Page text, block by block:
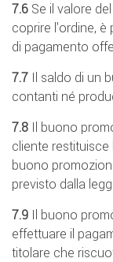
7.6 Se il valore
coprire l'ordine, è
di pagamento
7.7 Il saldo di un
contanti né
7.8 Il buono
cliente
buono
previsto dalla
7.9 Il buono
effettuare il
titolare che